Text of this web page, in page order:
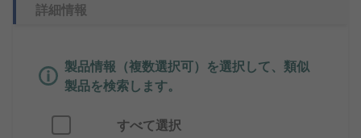
詳細情報
製品情報（複数選択可）を選択して、類似
製品を検索します。
すべて選択